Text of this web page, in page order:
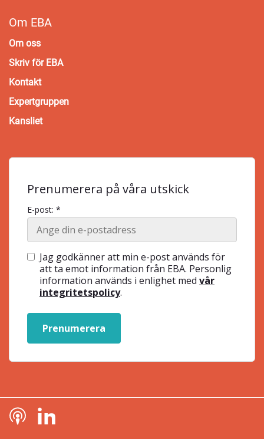
Om EBA
Om oss
Skriv för EBA
Kontakt
Expertgruppen
Kansliet
Prenumerera på våra utskick
E-post: *
Jag godkänner att min e-post används för
att ta emot information från EBA. Personlig
information används i enlighet med vår
integritetspolicy.
Prenumerera